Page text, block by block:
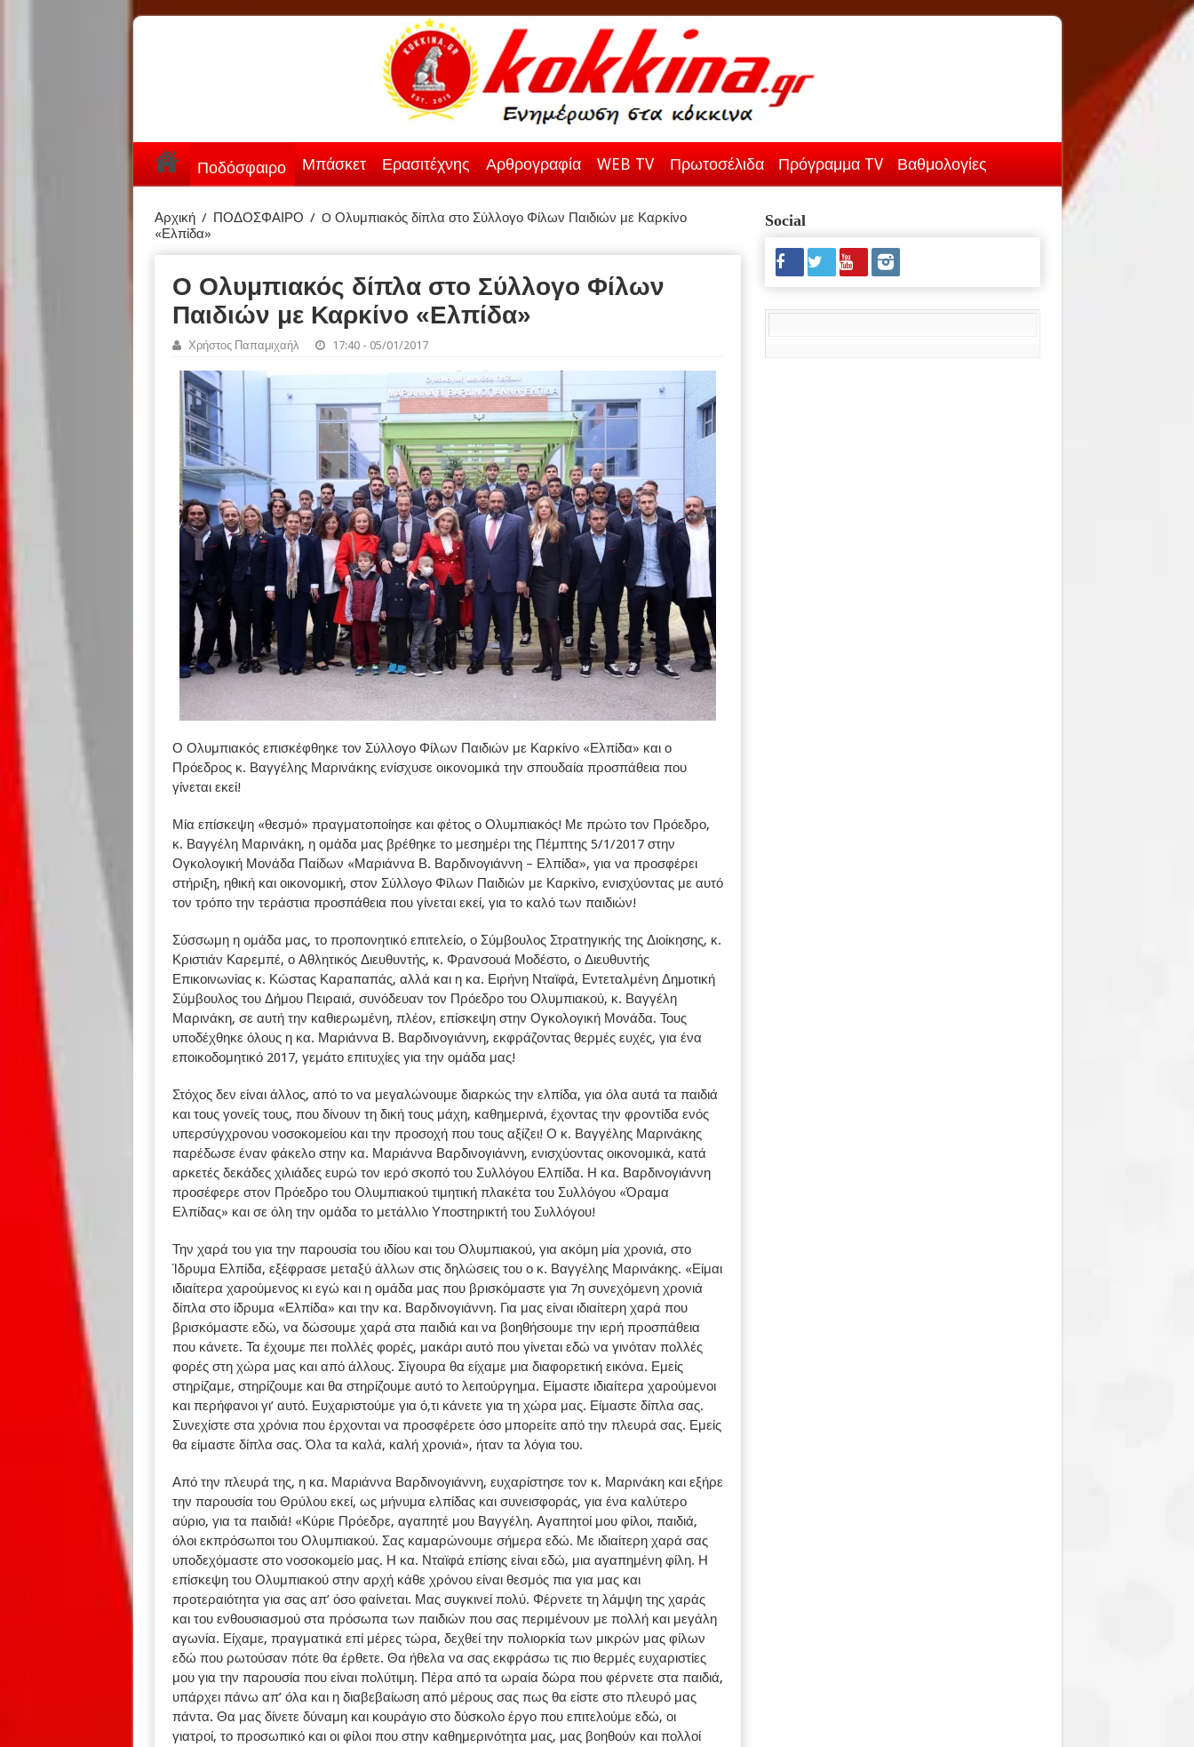
Ποδόσφαιρο Μπάσκετ Ερασιτέχνης Αρθρογραφία WEB TV Πρωτοσέλιδα Πρόγραμμα TV Βαθμολογίες
Αρχική / ΠΟΔΟΣΦΑΙΡΟ / O Ολυμπιακός δίπλα στο Σύλλογο Φίλων Παιδιών με Καρκίνο
«Ελπίδα»
O Ολυμπιακός δίπλα στο Σύλλογο Φίλων
Παιδιών με Καρκίνο «Ελπίδα»
Χρήστος Παπαμιχαήλ 17:40 - 05/01/2017
Ο Ολυμπιακός επισκέφθηκε τον Σύλλογο Φίλων Παιδιών με Καρκίνο «Ελπίδα» και ο
Πρόεδρος κ. Βαγγέλης Μαρινάκης ενίσχυσε οικονομικά την σπουδαία προσπάθεια που
γίνεται εκεί!
Μία επίσκεψη «θεσμό» πραγματοποίησε και φέτος ο Ολυμπιακός! Με πρώτο τον Πρόεδρο,
κ. Βαγγέλη Μαρινάκη, η ομάδα μας βρέθηκε το μεσημέρι της Πέμπτης 5/1/2017 στην
Ογκολογική Μονάδα Παίδων «Μαριάννα Β. Βαρδινογιάννη – Ελπίδα», για να προσφέρει
στήριξη, ηθική και οικονομική, στον Σύλλογο Φίλων Παιδιών με Καρκίνο, ενισχύοντας με αυτό
τον τρόπο την τεράστια προσπάθεια που γίνεται εκεί, για το καλό των παιδιών!
Σύσσωμη η ομάδα μας, το προπονητικό επιτελείο, ο Σύμβουλος Στρατηγικής της Διοίκησης, κ.
Κριστιάν Καρεμπέ, ο Αθλητικός Διευθυντής, κ. Φρανσουά Μοδέστο, ο Διευθυντής
Επικοινωνίας κ. Κώστας Καραπαπάς, αλλά και η κα. Ειρήνη Νταϊφά, Εντεταλμένη Δημοτική
Σύμβουλος του Δήμου Πειραιά, συνόδευαν τον Πρόεδρο του Ολυμπιακού, κ. Βαγγέλη
Μαρινάκη, σε αυτή την καθιερωμένη, πλέον, επίσκεψη στην Ογκολογική Μονάδα. Τους
υποδέχθηκε όλους η κα. Μαριάννα Β. Βαρδινογιάννη, εκφράζοντας θερμές ευχές, για ένα
εποικοδομητικό 2017, γεμάτο επιτυχίες για την ομάδα μας!
Στόχος δεν είναι άλλος, από το να μεγαλώνουμε διαρκώς την ελπίδα, για όλα αυτά τα παιδιά
και τους γονείς τους, που δίνουν τη δική τους μάχη, καθημερινά, έχοντας την φροντίδα ενός
υπερσύγχρονου νοσοκομείου και την προσοχή που τους αξίζει! Ο κ. Βαγγέλης Μαρινάκης
παρέδωσε έναν φάκελο στην κα. Μαριάννα Βαρδινογιάννη, ενισχύοντας οικονομικά, κατά
αρκετές δεκάδες χιλιάδες ευρώ τον ιερό σκοπό του Συλλόγου Ελπίδα. Η κα. Βαρδινογιάννη
προσέφερε στον Πρόεδρο του Ολυμπιακού τιμητική πλακέτα του Συλλόγου «Όραμα
Ελπίδας» και σε όλη την ομάδα το μετάλλιο Υποστηρικτή του Συλλόγου!
Την χαρά του για την παρουσία του ιδίου και του Ολυμπιακού, για ακόμη μία χρονιά, στο
Ίδρυμα Ελπίδα, εξέφρασε μεταξύ άλλων στις δηλώσεις του ο κ. Βαγγέλης Μαρινάκης. «Είμαι
ιδιαίτερα χαρούμενος κι εγώ και η ομάδα μας που βρισκόμαστε για 7η συνεχόμενη χρονιά
δίπλα στο ίδρυμα «Ελπίδα» και την κα. Βαρδινογιάννη. Για μας είναι ιδιαίτερη χαρά που
βρισκόμαστε εδώ, να δώσουμε χαρά στα παιδιά και να βοηθήσουμε την ιερή προσπάθεια
που κάνετε. Τα έχουμε πει πολλές φορές, μακάρι αυτό που γίνεται εδώ να γινόταν πολλές
φορές στη χώρα μας και από άλλους. Σίγουρα θα είχαμε μια διαφορετική εικόνα. Εμείς
στηρίζαμε, στηρίζουμε και θα στηρίζουμε αυτό το λειτούργημα. Είμαστε ιδιαίτερα χαρούμενοι
και περήφανοι γι’ αυτό. Ευχαριστούμε για ό,τι κάνετε για τη χώρα μας. Είμαστε δίπλα σας.
Συνεχίστε στα χρόνια που έρχονται να προσφέρετε όσο μπορείτε από την πλευρά σας. Εμείς
θα είμαστε δίπλα σας. Όλα τα καλά, καλή χρονιά», ήταν τα λόγια του.
Από την πλευρά της, η κα. Μαριάννα Βαρδινογιάννη, ευχαρίστησε τον κ. Μαρινάκη και εξήρε
την παρουσία του Θρύλου εκεί, ως μήνυμα ελπίδας και συνεισφοράς, για ένα καλύτερο
αύριο, για τα παιδιά! «Κύριε Πρόεδρε, αγαπητέ μου Βαγγέλη. Αγαπητοί μου φίλοι, παιδιά,
όλοι εκπρόσωποι του Ολυμπιακού. Σας καμαρώνουμε σήμερα εδώ. Με ιδιαίτερη χαρά σας
υποδεχόμαστε στο νοσοκομείο μας. Η κα. Νταϊφά επίσης είναι εδώ, μια αγαπημένη φίλη. Η
επίσκεψη του Ολυμπιακού στην αρχή κάθε χρόνου είναι θεσμός πια για μας και
προτεραιότητα για σας απ’ όσο φαίνεται. Μας συγκινεί πολύ. Φέρνετε τη λάμψη της χαράς
και του ενθουσιασμού στα πρόσωπα των παιδιών που σας περιμένουν με πολλή και μεγάλη
αγωνία. Είχαμε, πραγματικά επί μέρες τώρα, δεχθεί την πολιορκία των μικρών μας φίλων
εδώ που ρωτούσαν πότε θα έρθετε. Θα ήθελα να σας εκφράσω τις πιο θερμές ευχαριστίες
μου για την παρουσία που είναι πολύτιμη. Πέρα από τα ωραία δώρα που φέρνετε στα παιδιά,
υπάρχει πάνω απ’ όλα και η διαβεβαίωση από μέρους σας πως θα είστε στο πλευρό μας
πάντα. Θα μας δίνετε δύναμη και κουράγιο στο δύσκολο έργο που επιτελούμε εδώ, οι
γιατροί, το προσωπικό και οι φίλοι που στην καθημερινότητα μας, μας βοηθούν και πολλοί
Social